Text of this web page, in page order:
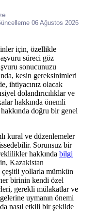
06 Ağustos 2026
için, özellikle
süreci göz
sonucunuzu
kesin gereksinimleri
ihtiyacınız olacak
dolandırıcılıklar ve
hakkında önemli
doğru bir genel
kural ve düzenlemeler
Sorunsuz bir
hakkında bilgi
Kazakistan
çeşitli yollarla mümkün
birinin kendi özel
gerekli mülakatlar ve
uymanın önemi
nasıl etkili bir şekilde